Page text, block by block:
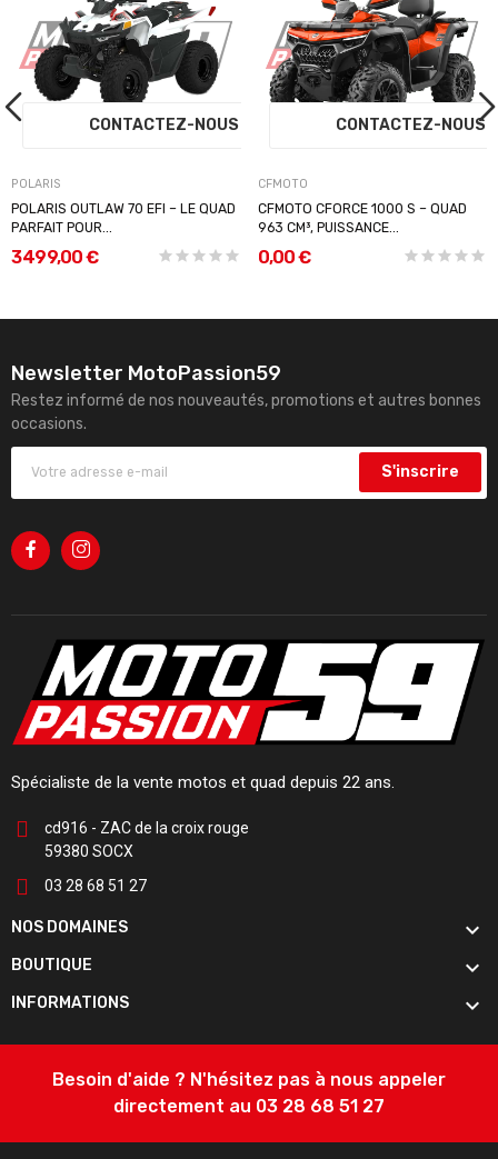
CONTACTEZ-NOUS
POLARIS
POLARIS OUTLAW 70 EFI – LE QUAD
PARFAIT POUR...
3 499,00 €
CONTACTEZ-NOUS
CFMOTO
CFMOTO CFORCE 1000 S – QUAD
963 CM³, PUISSANCE...
0,00 €
Newsletter MotoPassion59
Restez informé de nos nouveautés, promotions et autres bonnes
occasions.
S'inscrire
Spécialiste de la vente motos et quad depuis 22 ans.
cd916 - ZAC de la croix rouge
59380 SOCX
03 28 68 51 27
NOS DOMAINES 
BOUTIQUE 
INFORMATIONS 
Besoin d'aide ? N'hésitez pas à nous appeler
directement au 03 28 68 51 27